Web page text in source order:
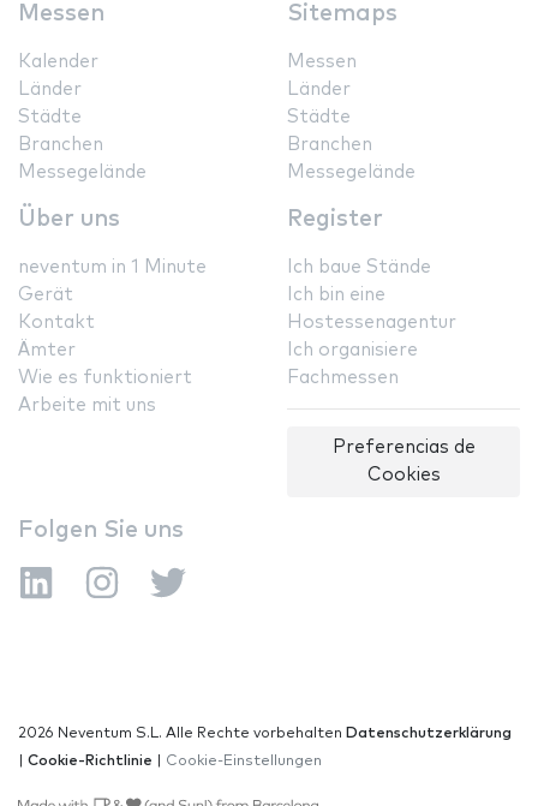
Messen
Kalender
Länder
Städte
Branchen
Messegelände
Sitemaps
Messen
Länder
Städte
Branchen
Messegelände
Über uns
neventum in 1 Minute
Gerät
Kontakt
Ämter
Wie es funktioniert
Arbeite mit uns
Register
Ich baue Stände
Ich bin eine
Hostessenagentur
Ich organisiere
Fachmessen
Preferencias de
Cookies
Folgen Sie uns
2026 Neventum S.L. Alle Rechte vorbehalten Datenschutzerklärung
Cookie-Richtlinie Cookie-Einstellungen